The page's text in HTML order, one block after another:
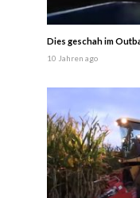
Dies geschah im
10 Jahren ago